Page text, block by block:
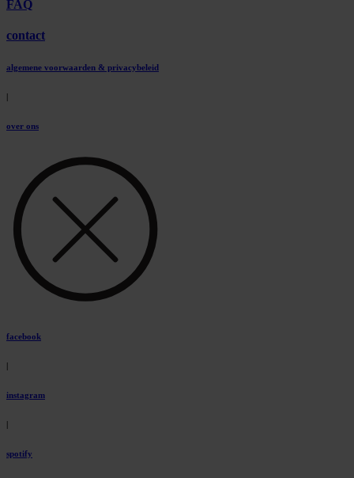
FAQ
contact
algemene voorwaarden & privacybeleid
|
over ons
facebook
|
instagram
|
spotify